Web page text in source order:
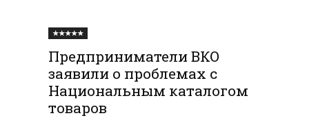
★★★★★
Предприниматели ВКО
заявили о проблемах с
Национальным каталогом
товаров